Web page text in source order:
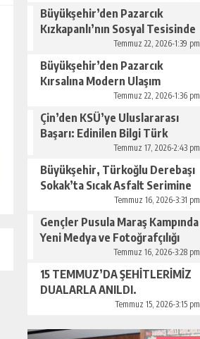
Büyükşehir’den Pazarcık
Kızkapanlı’nın Sosyal Tesisinde
Çevre Düzenlemesi.Temmuz 22, 2026-1:39 pm
Büyükşehir’den Pazarcık
Kırsalına Modern Ulaşım
Temmuz 22, 2026-1:36 pm
Çin’den KSÜ’ye Uluslararası
Başarı: Edinilen Bilgi Türk
Tarımına Katkı Sağlayacak.
Temmuz 17, 2026-2:43 pm
Büyükşehir, Türkoğlu Derebaşı
Sokak’ta Sıcak Asfalt Serimine
Temmuz 16, 2026-3:31 pm
Gençler Pusula Maraş Kampında
Yeni Medya ve Fotoğrafçılığı
Temmuz 16, 2026-3:28 pm
15 TEMMUZ’DA ŞEHİTLERİMİZ
DUALARLA ANILDI.
Temmuz 15, 2026-3:15 pm